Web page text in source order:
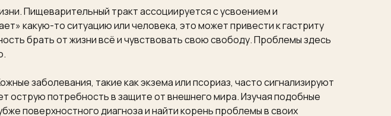
Пищеварительный тракт ассоциируется с усвоением и
какую-то ситуацию или человека, это может привести к гастриту
брать от жизни всё и чувствовать свою свободу. Проблемы здесь
заболевания, такие как экзема или псориаз, часто сигнализируют
острую потребность в защите от внешнего мира. Изучая подобные
поверхностного диагноза и найти корень проблемы в своих